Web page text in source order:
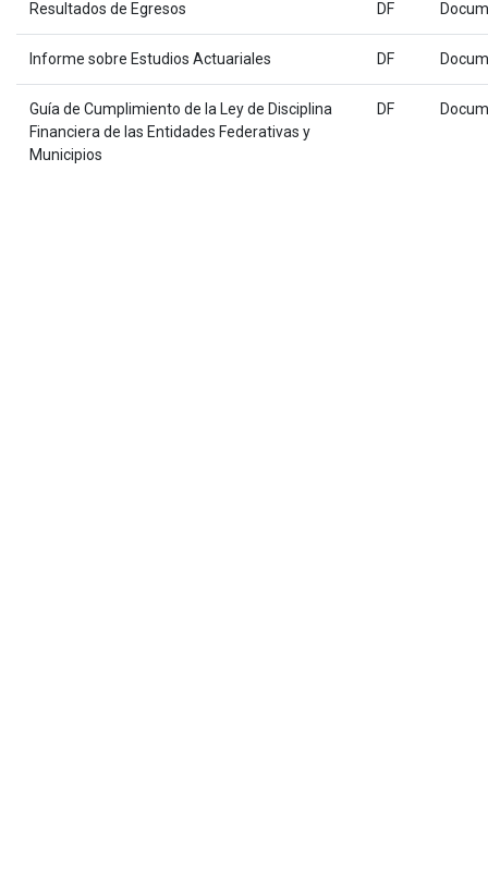
Resultados de Egresos DF
Informe sobre Estudios Actuariales DF
Guía de Cumplimiento de la Ley de Disciplina
Financiera de las Entidades Federativas y
Municipios
DF